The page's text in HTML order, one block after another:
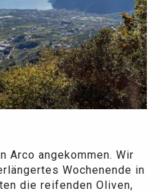
Arco angekommen. Wir
Wochenende in
die reifenden Oliven,